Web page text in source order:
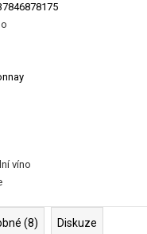
víno
(8) Diskuze